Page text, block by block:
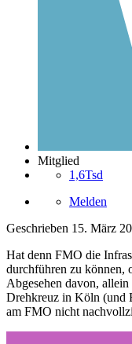
Mitglied
1,6Tsd
Melden
Geschrieben 15. März
Hat denn FMO die
durchführen zu können,
Abgesehen davon,
Drehkreuz in Köln (und
am FMO nicht